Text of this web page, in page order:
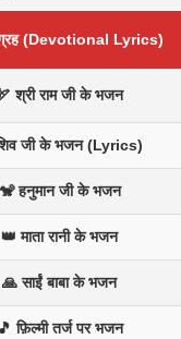
(Devotional Lyrics)
श्री राम जी के भजन
जी के भजन (Lyrics)
🐒 हनुमान जी के भजन
👑 माता रानी के भजन
🙏 साईं बाबा के भजन
🎵 फ़िल्मी तर्ज पर भजन